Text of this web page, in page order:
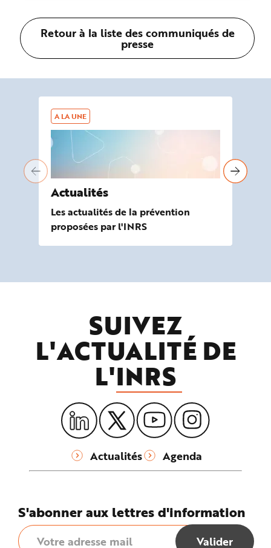
Retour à la liste des communiqués de
presse
A LA UNE
Actualités
Les actualités de la prévention
proposées par l'INRS
SUIVEZ
L'ACTUALITÉ DE
L'INRS
Actualités Agenda
S'abonner aux lettres d'information